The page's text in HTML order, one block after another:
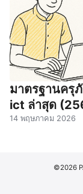
มาตรฐานครุ
ict ล่าสุด
14 พฤษภาคม 2026
©2026